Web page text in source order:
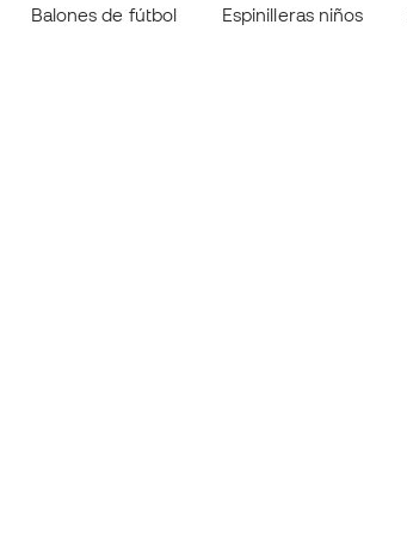
Balones de fútbol Espinilleras niños